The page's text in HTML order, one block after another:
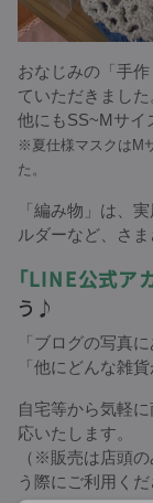
おなじみの「手
ていただきました
他にもSS~Mサイ
※夏仕様マスクはM
た。
「編み物」は、
ルダーなど、さま
「LINE公式ア
う♪
「ブログの写真
「他にどんな雑
自宅等から気軽
応いたします。
（※販売は店頭
う際にご利用くだ